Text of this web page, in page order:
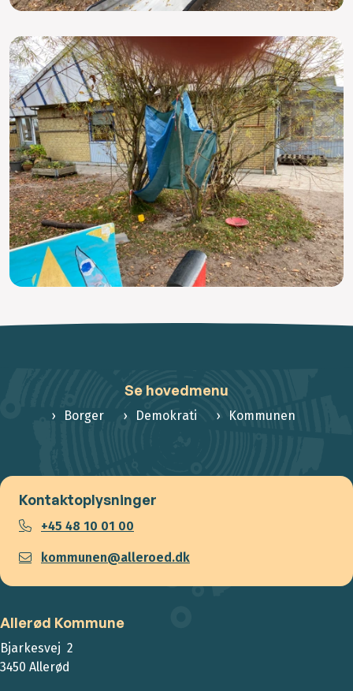
Se hovedmenu
Borger Demokrati Kommunen
Kontaktoplysninger
+45 48 10 01 00
kommunen@alleroed.dk
Allerød Kommune
Bjarkesvej 2
3450 Allerød